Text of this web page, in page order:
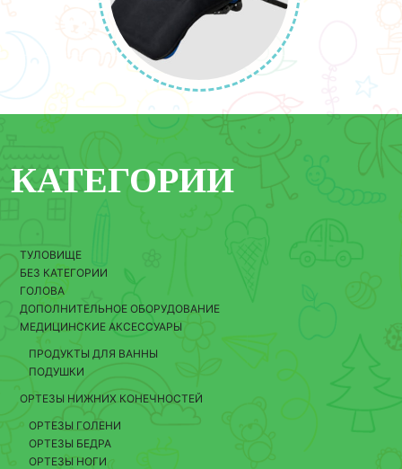
КАТЕГОРИИ
ТУЛОВИЩЕ
БЕЗ КАТЕГОРИИ
ГОЛОВА
ДОПОЛНИТЕЛЬНОЕ ОБОРУДОВАНИЕ
МЕДИЦИНСКИЕ АКСЕССУАРЫ
ПРОДУКТЫ ДЛЯ ВАННЫ
ПОДУШКИ
ОРТЕЗЫ НИЖНИХ КОНЕЧНОСТЕЙ
ОРТЕЗЫ ГОЛЕНИ
ОРТЕЗЫ БЕДРА
ОРТЕЗЫ НОГИ